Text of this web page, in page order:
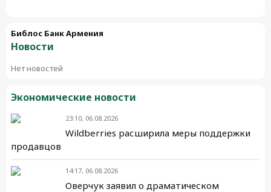
Библос Банк Армения
Новости
Нет новостей
Экономические новости
23:10, 06.08.2026
Wildberries расширила меры поддержки
продавцов
14:17, 06.08.2026
Оверчук заявил о драматическом